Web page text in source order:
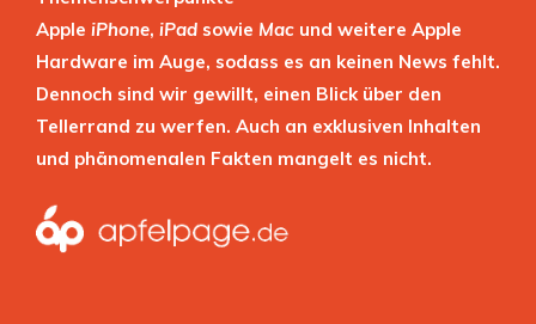
Apple iPhone, iPad sowie Mac und weitere Apple
Hardware im Auge, sodass es an keinen News fehlt.
Dennoch sind wir gewillt, einen Blick über den
Tellerrand zu werfen. Auch an exklusiven Inhalten
und phänomenalen Fakten mangelt es nicht.